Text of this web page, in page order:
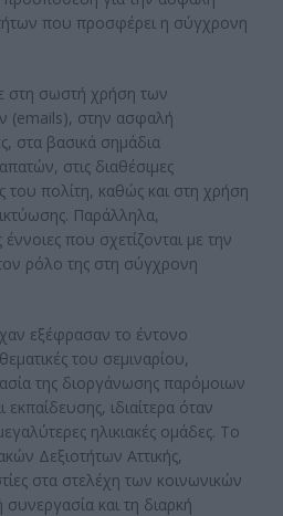
που προσφέρει η σύγχρονη
στη σωστή χρήση των
(emails), στην ασφαλή
στα βασικά σημάδια
στις διαθέσιμες
του πολίτη, καθώς και στη χρήση
Παράλληλα,
που σχετίζονται με την
ρόλο της στη σύγχρονη
εξέφρασαν το έντονο
του σεμιναρίου,
της διοργάνωσης παρόμοιων
ιδιαίτερα όταν
ηλικιακές ομάδες. Το
Δεξιοτήτων Αττικής,
στα στελέχη των κοινωνικών
συνεργασία και τη διαρκή